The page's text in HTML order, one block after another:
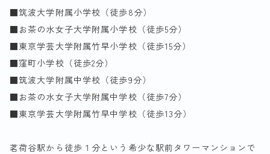
■筑波大学附属小学校（徒歩8分）
■お茶の水女子大学附属小学校（徒歩5分）
■東京学芸大学附属竹早小学校（徒歩15分）
■窪町小学校（徒歩2分）
■筑波大学附属中学校（徒歩9分）
■お茶の水女子大学附属中学校（徒歩7分）
■東京学芸大学附属竹早中学校（徒歩13分）
茗荷谷駅から徒歩１分という希少な駅前タワーマンションで